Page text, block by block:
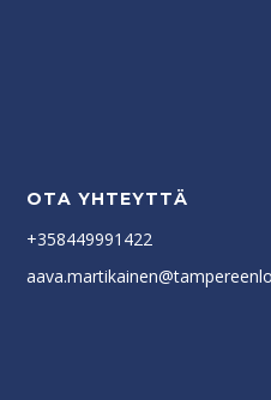
OTA YHTEYTTÄ
+358449991422